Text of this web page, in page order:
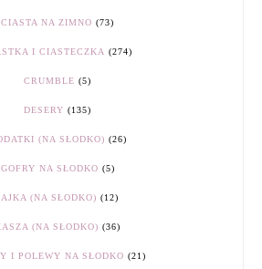
CIASTA NA ZIMNO (73)
I CIASTECZKA (274)
CRUMBLE (5)
DESERY (135)
(NA SŁODKO) (26)
GOFRY NA SŁODKO (5)
(NA SŁODKO) (12)
(NA SŁODKO) (36)
I POLEWY NA SŁODKO (21)